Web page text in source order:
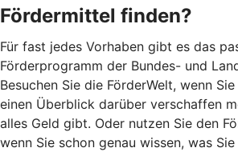
Fördermittel finden?
Für fast jedes Vorhaben gibt es das
Förderprogramm der Bundes- und
Besuchen Sie die FörderWelt, wenn
einen Überblick darüber verschaffen
alles Geld gibt. Oder nutzen Sie den
wenn Sie schon genau wissen, was